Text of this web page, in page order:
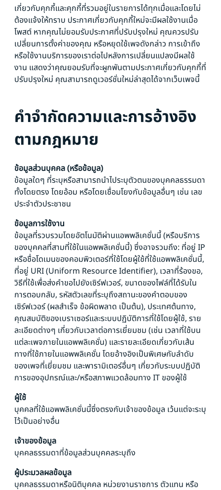
เกี่ยวกับคุกกี้และคุกกี้ที่รวมอยู่ในรายการได้ทุกเมื่อและโดยไม่
ต้องแจ้งให้ทราบ ประกาศเกี่ยวกับคุกกี้ใหม่จะมีผลใช้งานเมื่อ
โพสต์ หากคุณไม่ยอมรับประกาศที่ปรับปรุงใหม่ คุณควรปรับ
เปลี่ยนการตั้งค่าของคุณ หรือหยุดใช้เพจดังกล่าว การเข้าถึง
หรือใช้งานบริการของเราต่อไปหลังการเปลี่ยนแปลงมีผลใช้
งาน แสดงว่าคุณยอมรับที่จะผูกพันตามประกาศเกี่ยวกับคุกกี้ที่
ปรับปรุงใหม่ คุณสามารถดูเวอร์ชั่นใหม่ล่าสุดได้จากเว็บเพจนี้
คำจำกัดความและการอ้างอิง
ตามกฎหมาย
ข้อมูลส่วนบุคคล (หรือข้อมูล)
ข้อมูลใดๆ ที่ระบุหรือสามารถนำไประบุตัวตนของบุคคลธรรมดา
ทั้งโดยตรง โดยอ้อม หรือโดยเชื่อมโยงกับข้อมูลอื่นๆ เช่น เลข
ประจำตัวประชาชน
ข้อมูลการใช้งาน
ข้อมูลที่รวบรวมโดยอัตโนมัติผ่านแอพพลิเคชั่นนี้ (หรือบริการ
ของบุคคลที่สามที่ใช้ในแอพพลิเคชั่นนี้) ซึ่งอาจรวมถึง: ที่อยู่ IP
หรือชื่อโดเมนของคอมพิวเตอร์ที่ใช้โดยผู้ใช้ที่ใช้แอพพลิเคชั่นนี้,
ที่อยู่ URI (Uniform Resource Identifier), เวลาที่ร้องขอ,
วิธีที่ใช้เพื่อส่งคำขอไปยังเซิร์ฟเวอร์, ขนาดของไฟล์ที่ได้รับใน
การตอบกลับ, รหัสตัวเลขที่ระบุถึงสถานะของคำตอบของ
เซิร์ฟเวอร์ (ผลสำเร็จ ข้อผิดพลาด เป็นต้น), ประเทศต้นทาง,
คุณสมบัติของเบราเซอร์และระบบปฏิบัติการที่ใช้โดยผู้ใช้, ราย
ละเอียดต่างๆ เกี่ยวกับเวลาต่อการเยี่ยมชม (เช่น เวลาที่ใช้บน
แต่ละเพจภายในแอพพลิเคชั่น) และรายละเอียดเกี่ยวกับเส้น
ทางที่ใช้ภายในแอพพลิเคชั่น โดยอ้างอิงเป็นพิเศษกับลำดับ
ของเพจที่เยี่ยมชม และพารามิเตอร์อื่นๆ เกี่ยวกับระบบปฏิบัติ
การของอุปกรณ์และ/หรือสภาพแวดล้อมทาง IT ของผู้ใช้
ผู้ใช้
บุคคลที่ใช้แอพพลิเคชั่นนี้ซึ่งตรงกับเจ้าของข้อมูล เว้นแต่จะระบุ
ไว้เป็นอย่างอื่น
เจ้าของข้อมูล
บุคคลธรรมดาที่ข้อมูลส่วนบุคคลระบุถึง
ผู้ประมวลผลข้อมูล
บุคคลธรรมดาหรือนิติบุคคล หน่วยงานราชการ ตัวแทน หรือ